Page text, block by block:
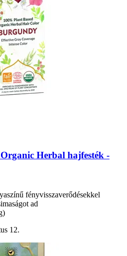
Organic Herbal hajfesték -​
fényvisszaverődésekkel
ad
12.